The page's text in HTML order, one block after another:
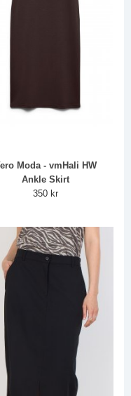
Moda - vmHali HW
Ankle Skirt
350 kr